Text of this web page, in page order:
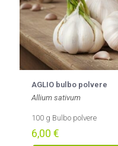
AGLIO bulbo polvere
Allium sativum
100 g Bulbo polvere
6,00 €